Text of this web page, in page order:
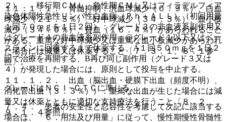
１１．１．１． 骨髄抑制：汎血球減少（０．９％）、白血
球減少（２１．５％）、好中球減少（３４．３％）、血小板
減少（３４．０％）、貧血（１６．４％）があらわれること
がある。重篤な好中球減少又は重篤な血小板減少があらわれ
た場合には減量又は休薬すること〔７．３．１、８．１参
照〕。
１１．１．２． 出血（脳出血・硬膜下出血（頻度不明）、
消化管出血（３．３％））：重篤な出血が生じた場合には減
量又は休薬とともに適切な支持療法を行うこと〔８．２、
９．１．４参照〕。
２）． 移行期ＣＭＬ、急性期ＣＭＬ又はフィラデルフィア
染色体陽性急性リンパ性白血病（Ｐｈ＋ＡＬＬ）（初回用量
１回７０ｍｇを１日２回）：グレード３の非血液系副作用又
はグレード４の非血液系副作用；@グレード１以下又はベー
スラインに回復するまで休薬する、A１回５０ｍｇを１日２
回で治療を再開する、B再び同じ副作用（グレード３又は
４）が発現した場合には、原則として投与を中止する。
グレードはＮＣＩ−ＣＴＣに準じる。
７．４． 患者の安全性と忍容性を考慮して次記に該当する
場合は、「６．用法及び用量」に従って、慢性期慢性骨髄性